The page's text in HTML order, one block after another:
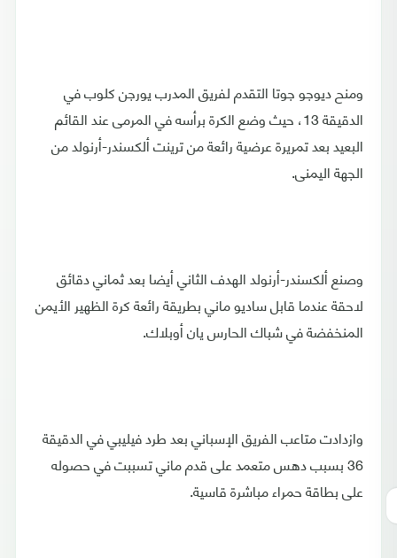
ومنح ديوجو جوتا التقدم لفريق المدرب يورجن كلوب في
الدقيقة 13، حيث وضع الكرة برأسه في المرمى عند القائم
البعيد بعد تمريرة عرضية رائعة من ترينت ألكسندر-أرنولد من
الجهة اليمنى.
وصنع ألكسندر-أرنولد الهدف الثاني أيضا بعد ثماني دقائق
لاحقة عندما قابل ساديو ماني بطريقة رائعة كرة الظهير الأيمن
المنخفضة في شباك الحارس يان أوبلاك.
وازدادت متاعب الفريق الإسباني بعد طرد فيليبي في الدقيقة
36 بسبب دهس متعمد على قدم ماني تسببت في حصوله
على بطاقة حمراء مباشرة قاسية.